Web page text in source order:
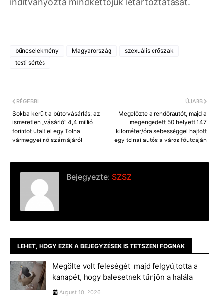
indítványozta mindkettőjük letartóztatását.
bűncselekmény Magyarország
szexuális erőszak
testi sértés
ÚJABB
Megelőzte a rendőrautót, majd a
megengedett 50 helyett 147
kilométer/óra sebességgel hajtott
egy tolnai autós a város főutcáján
RÉGEBBI
Sokba került a bútorvásárlás: az
ismeretlen „vásárló” 4,4 millió
forintot utalt el egy Tolna
vármegyei nő számlájáról
Bejegyezte: SZSZ
LEHET, HOGY EZEK A BEJEGYZÉSEK IS TETSZENI FOGNAK
Megölte volt feleségét, majd felgyújtotta a
kanapét, hogy balesetnek tűnjön a halála
August 10, 2026